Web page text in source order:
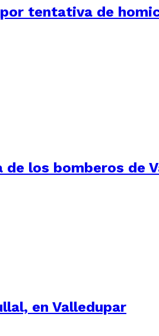
tentativa de
los bomberos de
en Valledupar